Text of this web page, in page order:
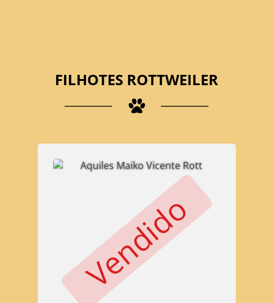
FILHOTES ROTTWEILER
Vendido